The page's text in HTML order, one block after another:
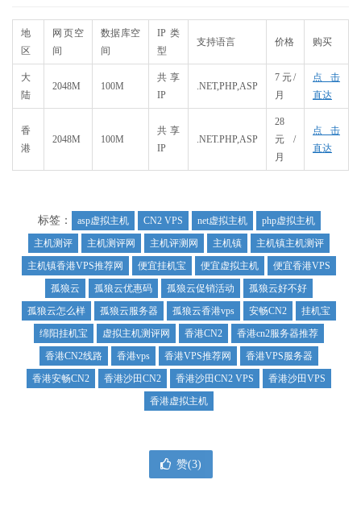
地
区
网页空
间
数据库空
间
IP类
型
支持语言 价格 购买
大
陆
2048M 100M
共享
IP
.NET,PHP,ASP
7元/
月
点击
直达
香
港
2048M 100M
共享
IP
.NET.PHP,ASP
28
元/
月
点击
直达
标签： asp虚拟主机 CN2 VPS net虚拟主机
php虚拟主机
主机测评
主机测评网 主机评测网 主机镇
主机镇主机测评
主机镇香港VPS推荐网
便宜挂机宝 便宜虚拟主机
便宜香港VPS
孤狼云
孤狼云优惠码 孤狼云促销活动
孤狼云好不好
孤狼云怎么样
孤狼云服务器 孤狼云香港vps 安畅CN2
挂机宝
绵阳挂机宝
虚拟主机测评网 香港CN2
香港cn2服务器推荐
香港CN2线路
香港vps 香港VPS推荐网
香港VPS服务器
香港安畅CN2
香港沙田CN2 香港沙田CN2 VPS
香港沙田VPS
香港虚拟主机
赞(3)